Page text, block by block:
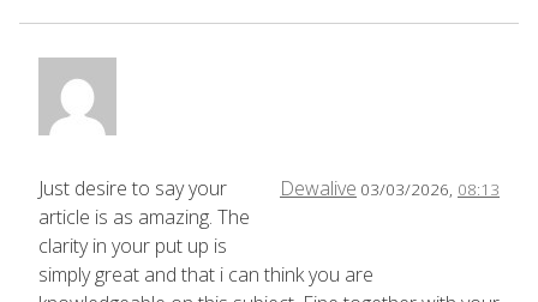
Dewalive 03/03/2026, 08:13
Just desire to say your
article is as amazing. The
clarity in your put up is
simply great and that i can think you are